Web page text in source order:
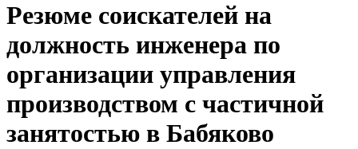
Резюме соискателей на
должность инженера по
организации управления
производством с частичной
занятостью в Бабяково